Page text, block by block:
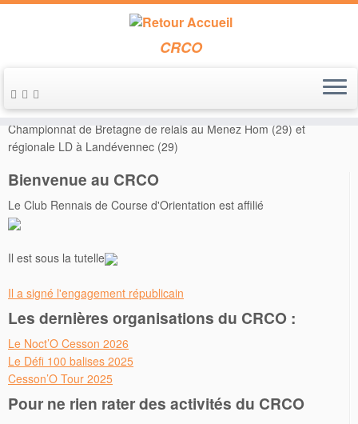
Passer
au
contenu
CRCO
Accueil » Annonces de course » Les 9 et 10 mai 2015 –
Championnat de Bretagne de relais au Menez Hom (29) et
régionale LD à Landévennec (29)
Bienvenue au CRCO
Le Club Rennais de Course d'Orientation est affilié
Il est sous la tutelle
Il a signé l'engagement républicain
Les dernières organisations du CRCO :
Le Noct’O Cesson 2026
Le Défi 100 balises 2025
Cesson’O Tour 2025
Pour ne rien rater des activités du CRCO